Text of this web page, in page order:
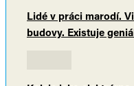
Lidé v práci marodí.
budovy. Existuje